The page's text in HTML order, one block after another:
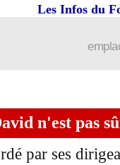
Les Infos du
n'est pas
par ses
Moting s'en
du rond